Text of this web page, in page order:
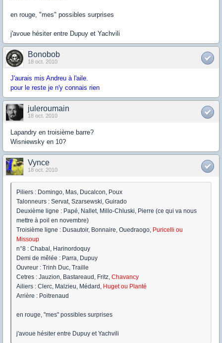
en rouge, "mes" possibles surprises
j'avoue hésiter entre Dupuy et Yachvili
Bonobob
18 oct. 2010
J'aurais mis Andreu à l'aile.
pour le reste je n'y connais rien
juleroumain
18 oct. 2010
Lapandry en troisième barre?
Wisniewsky en 10?
Vynce
18 oct. 2010
Piliers : Domingo, Mas, Ducalcon, Poux
Talonneurs : Servat, Szarsewski, Guirado
Deuxième ligne : Papé, Nallet, Millo-Chluski, Pierre (ce qui va nous
mettre à poil en novembre)
Troisième ligne : Dusautoir, Bonnaire, Ouedraogo, Puricelli ou
Missoup
n°8 : Chabal, Harinordoquy
Demi de mêlée : Parra, Dupuy
Ouvreur : Trinh Duc, Traille
Cetres : Jauzion, Bastareaud, Fritz, Chavancy
Ailiers : Clerc, Malzieu, Médard, Huget ou Planté
Arrière : Poitrenaud
en rouge, "mes" possibles surprises
j'avoue hésiter entre Dupuy et Yachvili